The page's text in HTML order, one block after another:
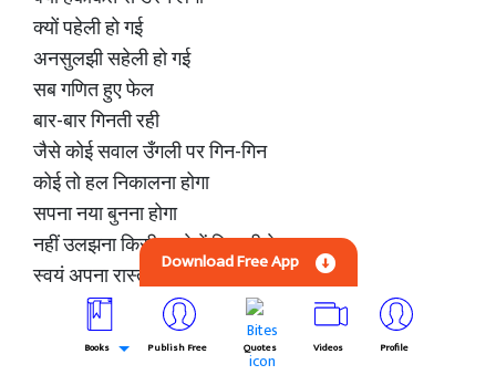
क्यों पहेली हो गई
अनसुलझी सहेली हो गई
सब गणित हुए फेल
बार-बार गिनती रही
जैसे कोई सवाल उँगली पर गिन-गिन
कोई तो हल निकालना होगा
सपना नया बुनना होगा
नहीं उलझना किसी फन्दे में जिन्दगी के
स्वयं अपना रास्ता चुनना होगा
पथरीली राहें, कठिन डगर हैं
संकल्प मेरा भी मजबूत मगर है
Download Free App
Books Publish Free Quotes Videos Profile